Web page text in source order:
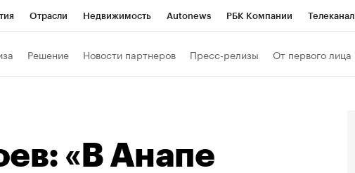
Отрасли Недвижимость Autonews РБК Компании Телеканал
Технологии и медиа
Решение Новости партнеров Пресс-релизы От первого лица
«В Анапе